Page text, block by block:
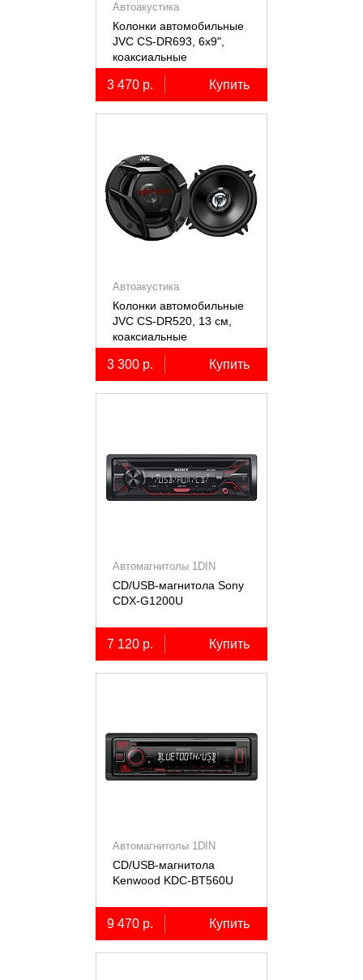
Автоакустика
Колонки автомобильные
JVC CS-DR693, 6х9",
коаксиальные
трёхполосные, 2 шт.
3 470 р. Купить
Автоакустика
Колонки автомобильные
JVC CS-DR520, 13 см,
коаксиальные
двухполосные, 2 шт.
3 300 р. Купить
Автомагнитолы 1DIN
CD/USB-магнитола Sony
СDX-G1200U
7 120 р. Купить
Автомагнитолы 1DIN
CD/USB-магнитола
Kenwood KDC-BT560U
9 470 р. Купить